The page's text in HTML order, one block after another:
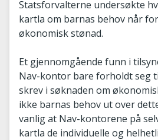
Statsforvalterne undersøkte
kartla om barnas behov når
økonomisk stønad.
Et gjennomgående funn i
Nav-kontor bare forholdt seg
skrev i søknaden om
ikke barnas behov ut over
vanlig at Nav-kontorene på
kartla de individuelle og